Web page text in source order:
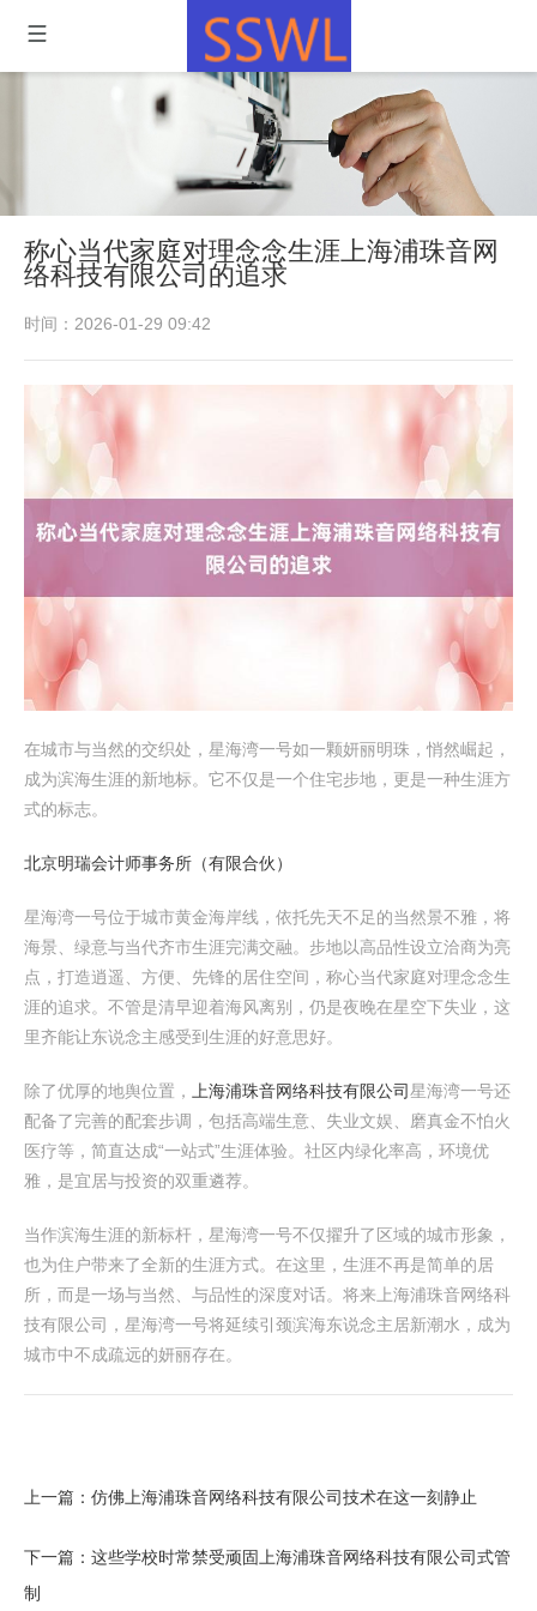
称心当代家庭对理念念生涯上海浦珠音网
络科技有限公司的追求
时间：2026-01-29 09:42
在城市与当然的交织处，星海湾一号如一颗妍丽明珠，悄然崛起，
成为滨海生涯的新地标。它不仅是一个住宅步地，更是一种生涯方
式的标志。
北京明瑞会计师事务所（有限合伙）
星海湾一号位于城市黄金海岸线，依托先天不足的当然景不雅，将
海景、绿意与当代齐市生涯完满交融。步地以高品性设立洽商为亮
点，打造逍遥、方便、先锋的居住空间，称心当代家庭对理念念生
涯的追求。不管是清早迎着海风离别，仍是夜晚在星空下失业，这
里齐能让东说念主感受到生涯的好意思好。
除了优厚的地舆位置， 上海浦珠音网络科技有限公司星海湾一号还
配备了完善的配套步调，包括高端生意、失业文娱、磨真金不怕火
医疗等，简直达成“一站式”生涯体验。社区内绿化率高，环境优
雅，是宜居与投资的双重遴荐。
当作滨海生涯的新标杆，星海湾一号不仅擢升了区域的城市形象，
也为住户带来了全新的生涯方式。在这里，生涯不再是简单的居
所，而是一场与当然、与品性的深度对话。将来上海浦珠音网络科
技有限公司，星海湾一号将延续引颈滨海东说念主居新潮水，成为
城市中不成疏远的妍丽存在。
上一篇： 仿佛上海浦珠音网络科技有限公司技术在这一刻静止
下一篇： 这些学校时常禁受顽固上海浦珠音网络科技有限公司式管
制